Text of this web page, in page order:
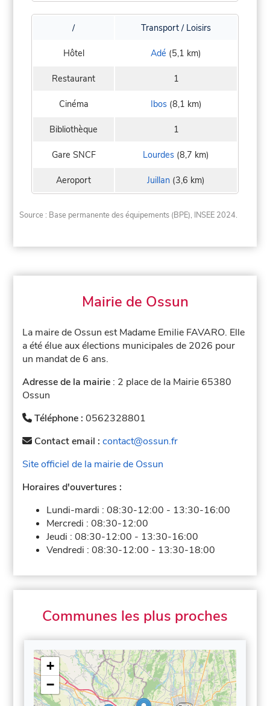
/ Transport / Loisirs
Hôtel Adé (5,1 km)
Restaurant 1
Cinéma Ibos(8,1 km)
Bibliothèque 1
Gare SNCF Lourdes (8,7 km)
Aeroport Juillan (3,6 km)
Source : Base permanente des équipements (BPE), INSEE 2024.
Mairie de Ossun
La maire de Ossun est Madame Emilie FAVARO. Elle
a été élue aux élections municipales de 2026 pour
un mandat de 6 ans.
Adresse de la mairie : 2 place de la Mairie 65380
Ossun
Téléphone :0562328801
Contact email :contact@ossun.fr
Site officiel de la mairie de Ossun
Horaires d'ouvertures :
Lundi-mardi :08:30-12:00 - 13:30-16:00
Mercredi :08:30-12:00
Jeudi :08:30-12:00 - 13:30-16:00
Vendredi :08:30-12:00 - 13:30-18:00
Communes les plus proches
+
−